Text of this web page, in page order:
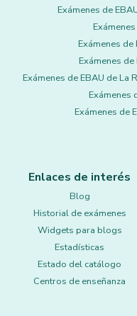
Exámenes de
Exámenes
Exámenes
Exámenes de EBAU de La
Exámenes
Exámenes de
Enlaces de interés
Blog
Historial de exámenes
Widgets para blogs
Estadísticas
Estado del catálogo
Centros de enseñanza